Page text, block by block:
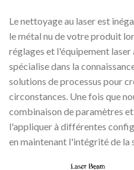
Le nettoyage au laser est
le métal nu de votre produit
réglages et l'équipement
spécialise dans la
solutions de processus pour
circonstances. Une fois que
combinaison de paramètres
l'appliquer à différentes
en maintenant l'intégrité de la